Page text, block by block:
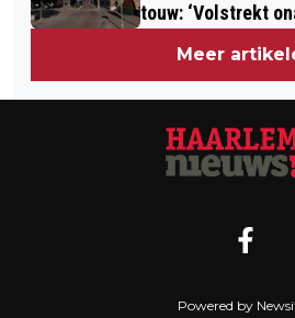
touw: ‘Volstrekt
Meer
Powered by